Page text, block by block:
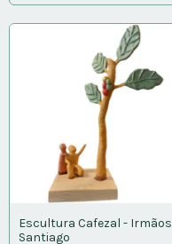
Escultura Cafezal - Irmãos
Santiago